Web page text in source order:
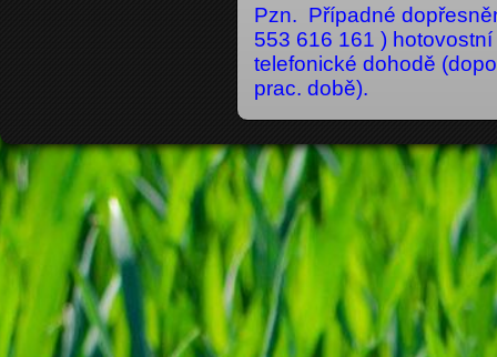
Pzn. Případné
553 616 161 )
telefonické dohodě
prac. době).